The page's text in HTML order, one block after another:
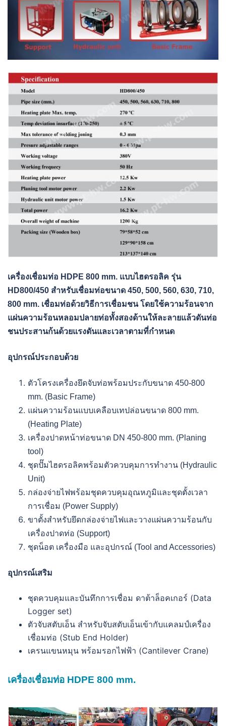
เครื่องเชื่อมท่อ HDPE 800 mm. แบบไฮดรอลิค รุ่น
HD800/450 สำหรับเชื่อมท่อขนาด 450, 500, 560, 630, 710,
800 mm. เชื่อมท่อด้วยวิธีการเชื่อมชน โดยใช้ความร้อนจาก
แผ่นความร้อนหลอมปลายท่อทั้งสองด้านให้ละลายแล้วดันท่อ
ชนประสานก้นด้วยแรงดันและเวลาตามที่กำหนด
อุปกรณ์ประกอบด้วย
ตัวโครงเครื่องยึดจับท่อพร้อมประกับขนาด 450-800
mm. (Basic Frame)
แผ่นความร้อนแบบเคลือบเทปล่อนขนาด 800 mm.
(Heating Plate)
เครื่องปาดหน้าท่อขนาด DN 450-800 mm. (Planing
tool)
ชุดปั๊มไฮดรอลิคพร้อมตัวควบคุมการทำงาน (Hydraulic
Unit)
กล่องจ่ายไฟพร้อมชุดควบคุมอุณหภูมิและชุดตั้งเวลา
การเชื่อม (Power Supply)
ขาตั้งสำหรับยึดกล่องจ่ายไฟและวางแผ่นความร้อนกับ
เครื่องปาดท่อ (Support)
ชุดน็อต เครื่องมือ และอุปกรณ์ (Tool and Accessories)
อุปกรณ์เสริม
ชุดควบคุมและบันทึกการเชื่อม ดาต้าล็อคเกอร์ (Data
Logger set)
ตัวจับสตับเอ็น สำหรับจับสตับเอ็นเข้ากับแคลมป์เครื่อง
เชื่อมท่อ (Stub End Holder)
เครนแขนหมุน พร้อมรอกไฟฟ้า (Cantilever Crane)
เครื่องเชื่อมท่อ HDPE 800 mm.